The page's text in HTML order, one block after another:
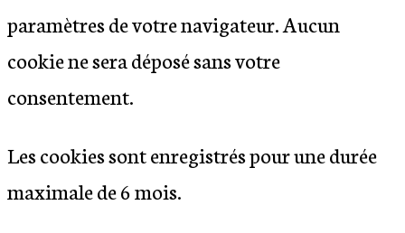
paramètres de votre navigateur. Aucun
cookie ne sera déposé sans votre
consentement.
Les cookies sont enregistrés pour une durée
maximale de6mois.